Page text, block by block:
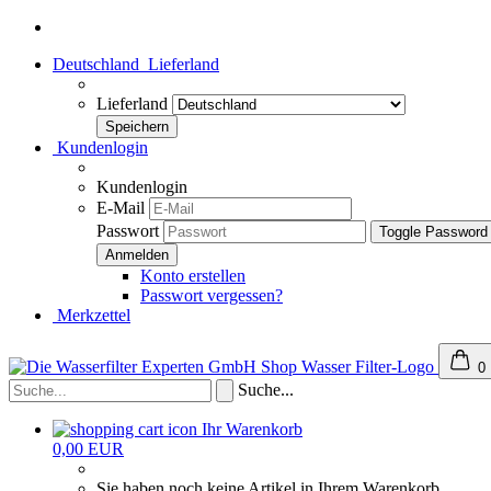
Deutschland Lieferland
Lieferland
Kundenlogin
Kundenlogin
E-Mail
Passwort
Toggle
Konto erstellen
Passwort vergessen?
Merkzettel
0
Suche...
Ihr Warenkorb
0,00 EUR